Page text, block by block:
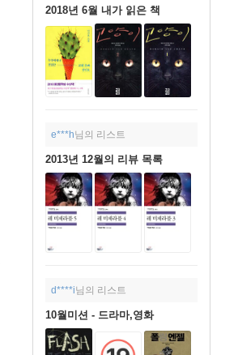
2018년 6월 내가 읽은 책
e***h님의 리스트
2013년 12월의 리뷰 목록
d****i님의 리스트
10월미션 - 드라마,영화